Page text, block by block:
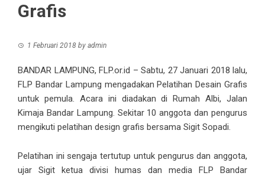
Grafis
1 Februari 2018 by admin
BANDAR LAMPUNG, FLP.or.id – Sabtu, 27 Januari 2018 lalu,
FLP Bandar Lampung mengadakan Pelatihan Desain Grafis
untuk pemula. Acara ini diadakan di Rumah Albi, Jalan
Kimaja Bandar Lampung. Sekitar 10 anggota dan pengurus
mengikuti pelatihan design grafis bersama Sigit Sopadi.
Pelatihan ini sengaja tertutup untuk pengurus dan anggota,
ujar Sigit ketua divisi humas dan media FLP Bandar